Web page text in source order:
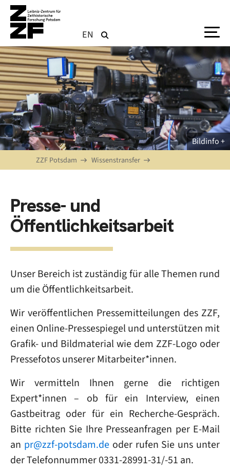
Direkt zum Inhalt
EN
Bildinfo
ZZF Potsdam Wissenstransfer
Presse- und
Öffentlichkeitsarbeit
Unser Bereich ist zuständig für alle Themen rund
um die Öffentlichkeitsarbeit.
Wir veröffentlichen Pressemitteilungen des ZZF,
einen Online-Pressespiegel und unterstützen mit
Grafik- und Bildmaterial wie dem ZZF-Logo oder
Pressefotos unserer Mitarbeiter*innen.
Wir vermitteln Ihnen gerne die richtigen
Expert*innen – ob für ein Interview, einen
Gastbeitrag oder für ein Recherche-Gespräch.
Bitte richten Sie Ihre Presseanfragen per E-Mail
an pr@zzf-potsdam.deoder rufen Sie uns unter
der Telefonnummer 0331-28991-31/-51 an.